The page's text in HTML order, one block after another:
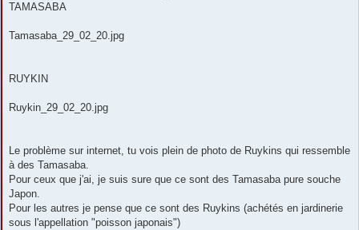
TAMASABA
Tamasaba_29_02_20.jpg
RUYKIN
Ruykin_29_02_20.jpg
Le problème sur internet, tu vois plein de photo de Ruykins qui ressemble
à des Tamasaba.
Pour ceux que j'ai, je suis sure que ce sont des Tamasaba pure souche
Japon.
Pour les autres je pense que ce sont des Ruykins (achétés en jardinerie
sous l'appellation "poisson japonais")